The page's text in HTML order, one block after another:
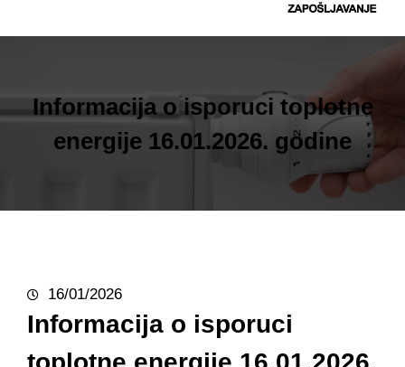
r
Informacija o isporuci toplotne
energije 16.01.2026. godine
16/01/2026
Informacija o isporuci